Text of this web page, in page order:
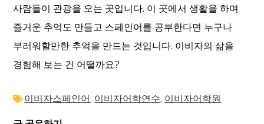
사람들이 관광을 오는 곳입니다. 이 곳에서 생활을 하며
즐거운 추억도 만들고 스페인어를 공부한다면 누구나
부러워할만한 추억을 만드는 것입니다. 이비자의 삶을
경험해 보는 건 어떨까요?
이비자스페인어 이비자어학연수 이비자어학원